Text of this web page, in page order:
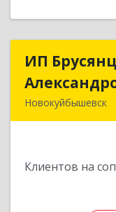
ИП
Новокуйбышевск
Клиентов на